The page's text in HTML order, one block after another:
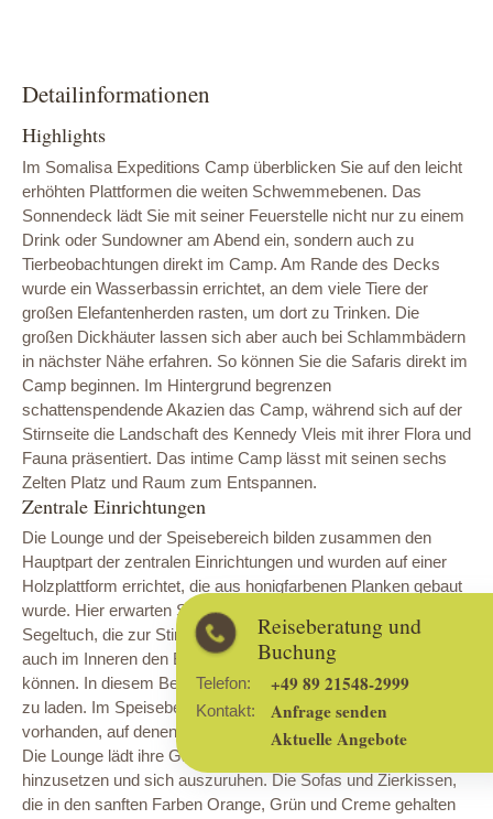
Reiseberatung und
Buchung
Telefon: +49 89 21548-2999
Kontakt:
Anfrage senden
Aktuelle Angebote
Detailinformationen
Highlights
Im Somalisa Expeditions Camp überblicken Sie auf den leicht
erhöhten Plattformen die weiten Schwemmebenen. Das
Sonnendeck lädt Sie mit seiner Feuerstelle nicht nur zu einem
Drink oder Sundowner am Abend ein, sondern auch zu
Tierbeobachtungen direkt im Camp. Am Rande des Decks
wurde ein Wasserbassin errichtet, an dem viele Tiere der
großen Elefantenherden rasten, um dort zu Trinken. Die
großen Dickhäuter lassen sich aber auch bei Schlammbädern
in nächster Nähe erfahren. So können Sie die Safaris direkt im
Camp beginnen. Im Hintergrund begrenzen
schattenspendende Akazien das Camp, während sich auf der
Stirnseite die Landschaft des Kennedy Vleis mit ihrer Flora und
Fauna präsentiert. Das intime Camp lässt mit seinen sechs
Zelten Platz und Raum zum Entspannen.
Zentrale Einrichtungen
Die Lounge und der Speisebereich bilden zusammen den
Hauptpart der zentralen Einrichtungen und wurden auf einer
Holzplattform errichtet, die aus honigfarbenen Planken gebaut
wurde. Hier erwarten Sie zwei große Zelte aus beigefarbenem
Segeltuch, die zur Stirnseite hin geöffnet sind, so dass Sie
auch im Inneren den Blick auf die Schwemmebenen genießen
können. In diesem Bereich besteht die Möglichkeit Batterien
zu laden. Im Speisebereich sind Holztisch und -stühle
vorhanden, auf denen Sie die Mahlzeiten serviert bekommen.
Die Lounge lädt ihre Gäste mit gemütlichen Sofas ein, sich
hinzusetzen und sich auszuruhen. Die Sofas und Zierkissen,
die in den sanften Farben Orange, Grün und Creme gehalten